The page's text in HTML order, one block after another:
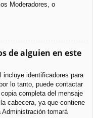
Moderadores, o
de alguien en este
incluye identificadores para
lo tanto, puede contactar
completa del mensaje
cabecera, ya que contiene
tomará